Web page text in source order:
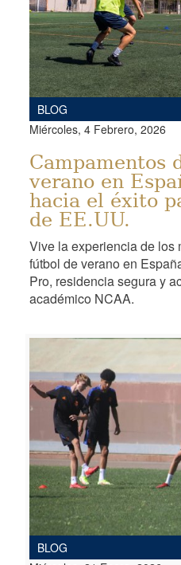
BLOG
Miércoles, 4 Febrero, 2026
Campamentos
verano en
hacia el éxito
de EE.UU.
Vive la experiencia de los
fútbol de verano en
Pro, residencia segura y
académico NCAA.
BLOG